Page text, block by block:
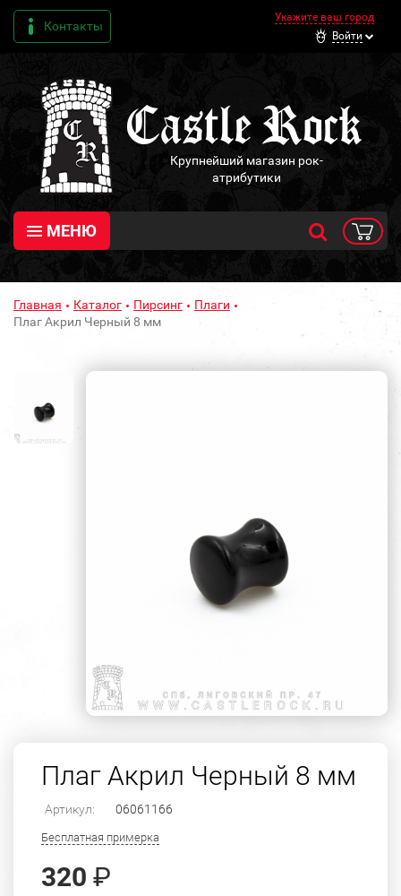
Контакты
Укажите ваш город
Войти
Крупнейший магазин рок-
атрибутики
МЕНЮ
Главная Каталог Пирсинг
Плаги
Плаг Акрил Черный 8 мм
Плаг Акрил Черный 8 мм
Артикул: 06061166
Бесплатная примерка
320 ₽